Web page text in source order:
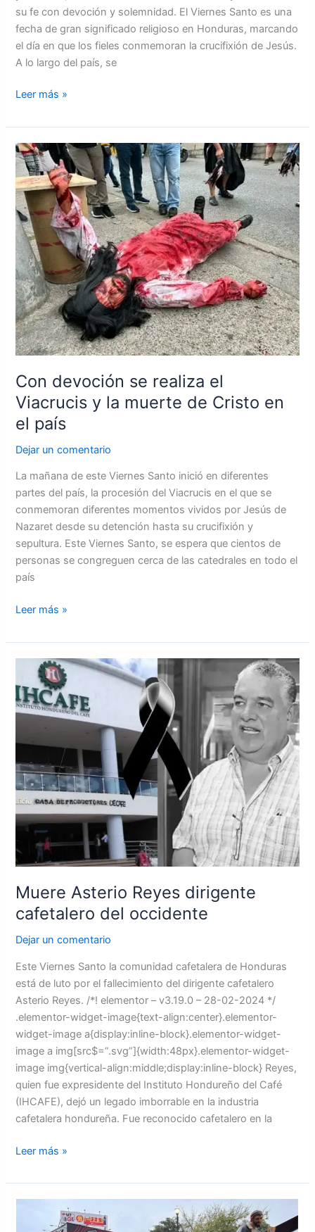
su fe con devoción y solemnidad. El Viernes Santo es una
fecha de gran significado religioso en Honduras, marcando
el día en que los fieles conmemoran la crucifixión de Jesús.
A lo largo del país, se
Leer más »
Con devoción se realiza el
Viacrucis y la muerte de Cristo en
el país
Dejar un comentario
La mañana de este Viernes Santo inició en diferentes
partes del país, la procesión del Viacrucis en el que se
conmemoran diferentes momentos vividos por Jesús de
Nazaret desde su detención hasta su crucifixión y
sepultura. Este Viernes Santo, se espera que cientos de
personas se congreguen cerca de las catedrales en todo el
país
Con
devoción
se
realiza
el
Viacrucis
y
la
muerte
de
Cristo
en
el
Leer más »
Muere Asterio Reyes dirigente
cafetalero del occidente
Dejar un comentario
Este Viernes Santo la comunidad cafetalera de Honduras
está de luto por el fallecimiento del dirigente cafetalero
Asterio Reyes. /*! elementor – v3.19.0 – 28-02-2024 */
.elementor-widget-image{text-align:center}.elementor-
widget-image a{display:inline-block}.elementor-widget-
image a img[src$=”.svg”]{width:48px}.elementor-widget-
image img{vertical-align:middle;display:inline-block} Reyes,
quien fue expresidente del Instituto Hondureño del Café
(IHCAFE), dejó un legado imborrable en la industria
cafetalera hondureña. Fue reconocido cafetalero en la
Muere
Asterio
Reyes
dirigente
occidente
Leer más »
Lenihan